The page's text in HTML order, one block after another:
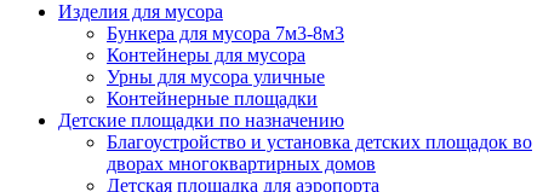
Изделия для мусора
Бункера для мусора 7м3-8м3
Контейнеры для мусора
Урны для мусора уличные
Контейнерные площадки
Детские площадки по назначению
Благоустройство и установка детских площадок во
дворах многоквартирных домов
Детская площадка для аэропорта